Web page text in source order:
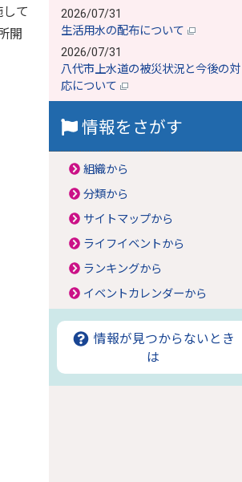
て
開
2026/07/31
生活用水の配布について
2026/07/31
八代市上水道の被災状況と今後の対
応について
情報をさがす
組織から
分類から
サイトマップから
ライフイベントから
ランキングから
イベントカレンダーから
情報が見つからないとき
は